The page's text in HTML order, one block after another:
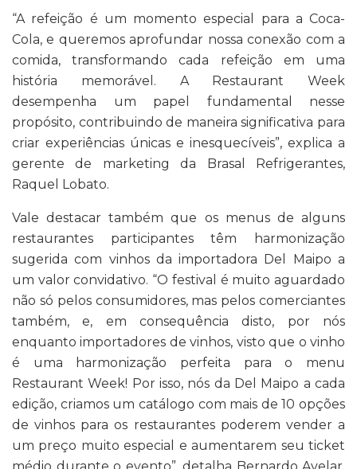
“A refeição é um momento especial para a Coca-
Cola, e queremos aprofundar nossa conexão com a
comida, transformando cada refeição em uma
história memorável. A Restaurant Week
desempenha um papel fundamental nesse
propósito, contribuindo de maneira significativa para
criar experiências únicas e inesquecíveis”, explica a
gerente de marketing da Brasal Refrigerantes,
Raquel Lobato.
Vale destacar também que os menus de alguns
restaurantes participantes têm harmonização
sugerida com vinhos da importadora Del Maipo a
um valor convidativo. “O festival é muito aguardado
não só pelos consumidores, mas pelos comerciantes
também, e, em consequência disto, por nós
enquanto importadores de vinhos, visto que o vinho
é uma harmonização perfeita para o menu
Restaurant Week! Por isso, nós da Del Maipo a cada
edição, criamos um catálogo com mais de 10 opções
de vinhos para os restaurantes poderem vender a
um preço muito especial e aumentarem seu ticket
médio durante o evento”, detalha Bernardo Avelar,